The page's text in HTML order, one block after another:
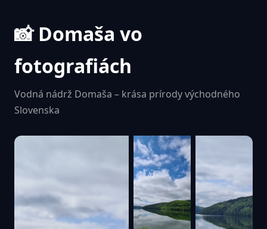
📸 Domaša vo
fotografiách
Vodná nádrž Domaša – krása prírody východného
Slovenska